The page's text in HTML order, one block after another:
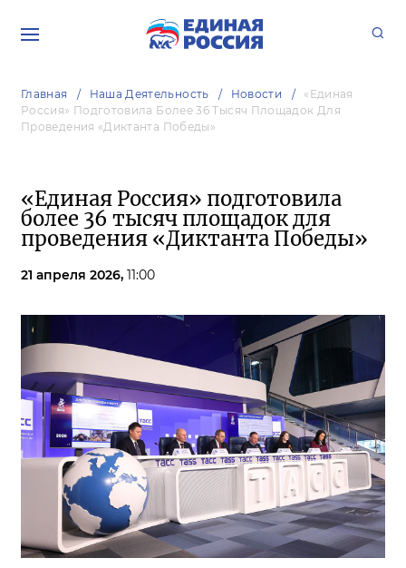
Главная Наша Деятельность Новости
«Единая
Россия» Подготовила Более 36 Тысяч Площадок Для
Проведения «Диктанта Победы»
«Единая Россия» подготовила
более 36 тысяч площадок для
проведения «Диктанта Победы»
21 апреля 2026, 11:00